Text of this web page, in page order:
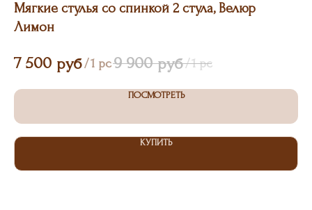
Мягкие стулья со спинкой 2 стула, Велюр
Лимон
7 500 руб/1 pc9 900 руб/1 pc
ПОСМОТРЕТЬ
КУПИТЬ